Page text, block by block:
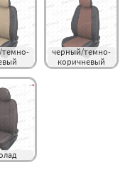
черный/темно-
коричневый